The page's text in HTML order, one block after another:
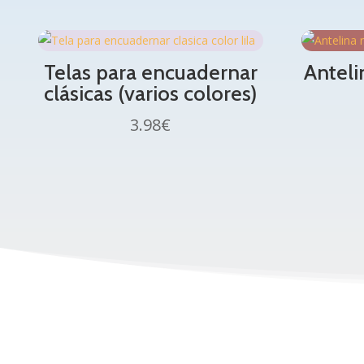
Telas para encuadernar
clásicas (varios colores)
3.98€